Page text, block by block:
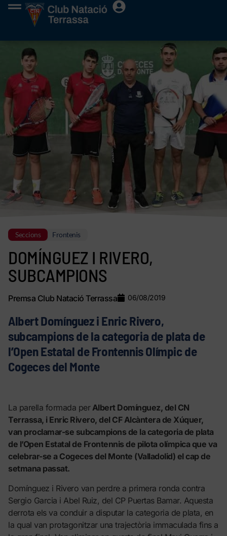
Seccions Frontenis
DOMÍNGUEZ I RIVERO,
SUBCAMPIONS
Premsa Club Natació Terrassa 06/08/2019
Albert Domínguez i Enric Rivero,
subcampions de la categoria de plata de
l’Open Estatal de Frontennis Olímpic de
Cogeces del Monte
La parella formada perAlbert Domínguez, del CN
Terrassa, i Enric Rivero, del CF Alcàntera de Xúquer,
van proclamar-se subcampions de la categoria de plata
de l’Open Estatal de Frontennis de pilota olímpica que va
celebrar-se a Cogeces del Monte (Valladolid) el cap de
setmana passat.
Domínguez i Rivero van perdre a primera ronda contra
Sergio Garcia i Abel Ruiz, del CP Puertas Bamar. Aquesta
derrota els va conduir a disputar la categoria de plata, en
la qual van protagonitzar una trajectòria immaculada fins a